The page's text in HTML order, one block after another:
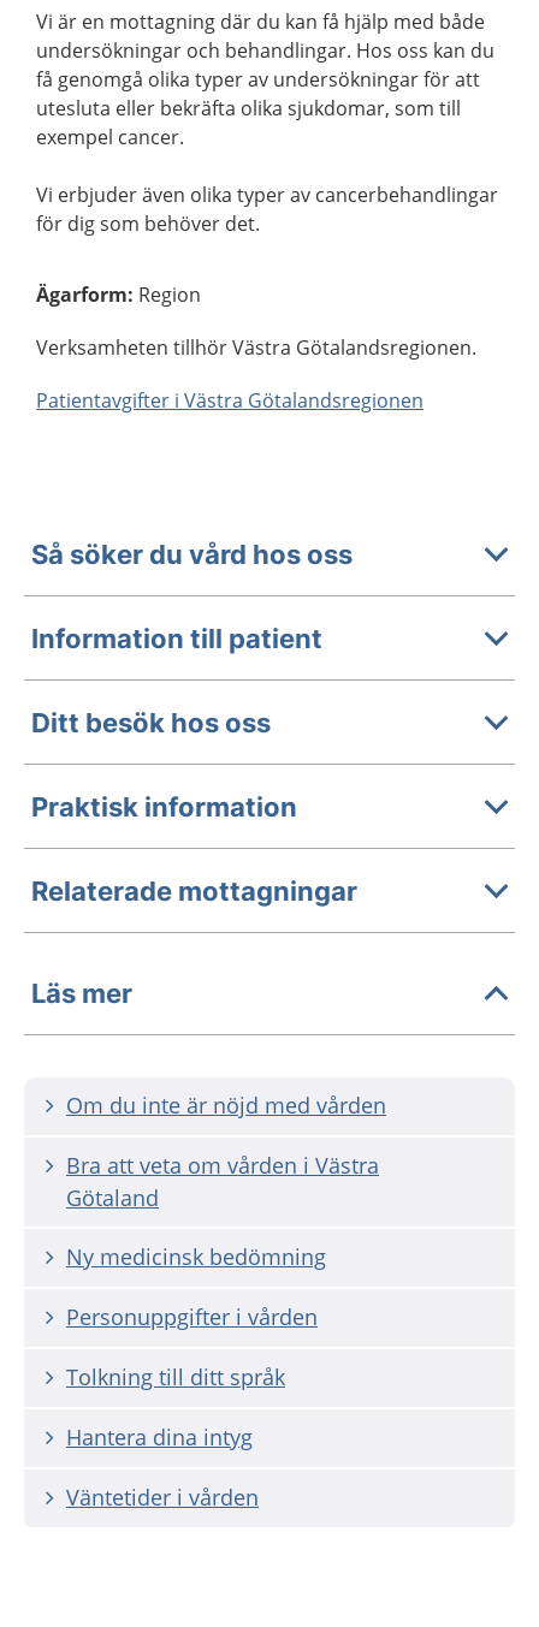
Vi är en mottagning där du kan få hjälp med både
undersökningar och behandlingar. Hos oss kan du
få genomgå olika typer av undersökningar för att
utesluta eller bekräfta olika sjukdomar, som till
exempel cancer.
Vi erbjuder även olika typer av cancerbehandlingar
för dig som behöver det.
Ägarform: Region
Verksamheten tillhör Västra Götalandsregionen.
Patientavgifter i Västra Götalandsregionen
Så söker du vård hos oss
Information till patient
Ditt besök hos oss
Praktisk information
Relaterade mottagningar
Läs mer
Om du inte är nöjd med vården
Bra att veta om vården i Västra
Götaland
Ny medicinsk bedömning
Personuppgifter i vården
Tolkning till ditt språk
Hantera dina intyg
Väntetider i vården